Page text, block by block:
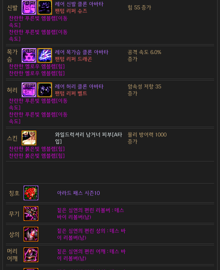
신발
레어 신발 클론 아바타
팬텀 리퍼 슈즈
힘 55 증가
찬란한 푸른빛 엠블렘[이동
속도]
찬란한 푸른빛 엠블렘[이동
속도]
목가
슴
레어 목가슴 클론 아바타
팬텀 리퍼 드래곤
공격 속도 6.0%
증가
찬란한 옐로우 엠블렘[힘]
찬란한 옐로우 엠블렘[힘]
허리
레어 허리 클론 아바타
팬텀 리퍼 벨트
암속성 저항 35
증가
찬란한 푸른빛 엠블렘[이동
속도]
찬란한 푸른빛 엠블렘[이동
속도]
스킨
와일드럭셔리 남거너 피부[A타
입]
물리 방어력 1000
증가
찬란한 붉은빛 엠블렘[힘]
찬란한 붉은빛 엠블렘[힘]
칭호 아라드 패스 시즌10
무기
짙은 심연의 편린 리볼버 : 데스
바이 리볼버(남)
상의
짙은 심연의 편린 상의 : 데스 바
이 리볼버(남)
머리
어깨
짙은 심연의 편린 어깨 : 데스 바
이 리볼버(남)